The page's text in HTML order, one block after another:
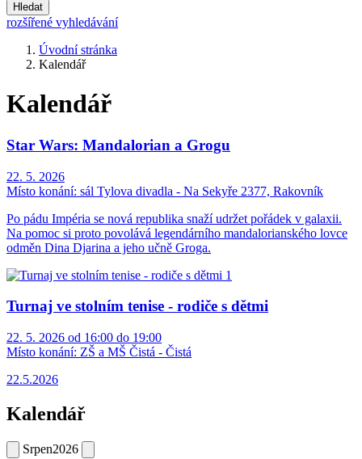
Hledat
rozšířené vyhledávání
Úvodní stránka
Kalendář
Kalendář
Star Wars: Mandalorian a Grogu
22. 5. 2026
Místo konání: sál Tylova divadla - Na Sekyře 2377, Rakovník
Po pádu Impéria se nová republika snaží udržet pořádek v galaxii.
Na pomoc si proto povolává legendárního mandalorianského lovce
odměn Dina Djarina a jeho učně Groga.
Turnaj ve stolním tenise - rodiče s dětmi
22. 5. 2026 od 16:00 do 19:00
Místo konání: ZŠ a MŠ Čistá - Čistá
22.5.2026
Kalendář
Srpen2026